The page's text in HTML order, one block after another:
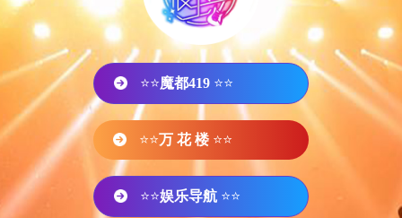
⭐⭐魔都419 ⭐⭐
⭐⭐万 花 楼 ⭐⭐
⭐⭐娱乐导航 ⭐⭐